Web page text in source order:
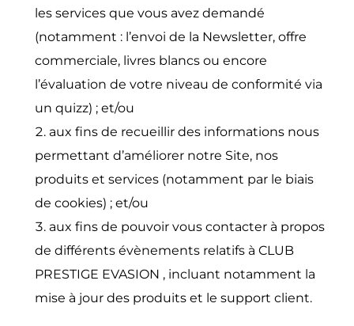
les services que vous avez demandé
(notamment : l’envoi de la Newsletter, offre
commerciale, livres blancs ou encore
l’évaluation de votre niveau de conformité via
un quizz) ; et/ou
aux fins de recueillir des informations nous
permettant d’améliorer notre Site, nos
produits et services (notamment par le biais
de cookies) ; et/ou
aux fins de pouvoir vous contacter à propos
de différents évènements relatifs à CLUB
PRESTIGE EVASION , incluant notamment la
mise à jour des produits et le support client.